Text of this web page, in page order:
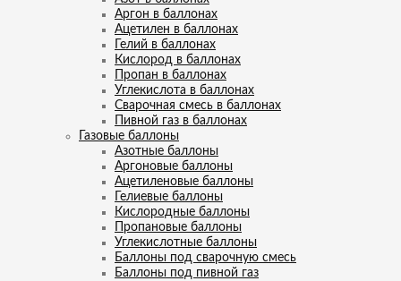
Аргон в баллонах
Ацетилен в баллонах
Гелий в баллонах
Кислород в баллонах
Пропан в баллонах
Углекислота в баллонах
Сварочная смесь в баллонах
Пивной газ в баллонах
Газовые баллоны
Азотные баллоны
Аргоновые баллоны
Ацетиленовые баллоны
Гелиевые баллоны
Кислородные баллоны
Пропановые баллоны
Углекислотные баллоны
Баллоны под сварочную смесь
Баллоны под пивной газ